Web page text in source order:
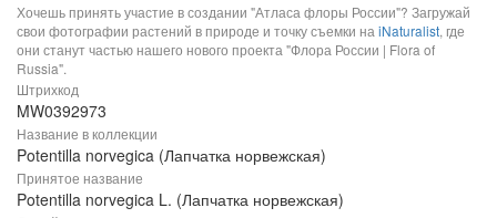
Хочешь принять участие в создании "Атласа флоры России"? Загружай
свои фотографии растений в природе и точку съемки на iNaturalist, где
они станут частью нашего нового проекта "Флора России | Flora of
Russia".
Штрихкод
MW0392973
Название в коллекции
Potentilla norvegica (Лапчатка норвежская)
Принятое название
Potentilla norvegica L. (Лапчатка норвежская)